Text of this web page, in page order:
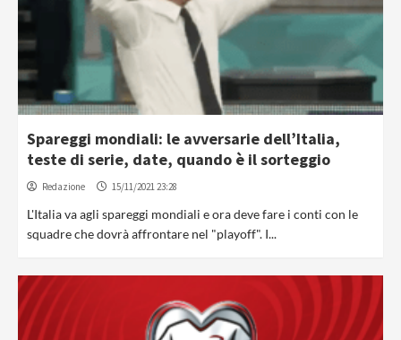
Spareggi mondiali: le avversarie dell’Italia,
teste di serie, date, quando è il sorteggio
Redazione 15/11/2021 23:28
L'Italia va agli spareggi mondiali e ora deve fare i conti con le
squadre che dovrà affrontare nel "playoff". I...